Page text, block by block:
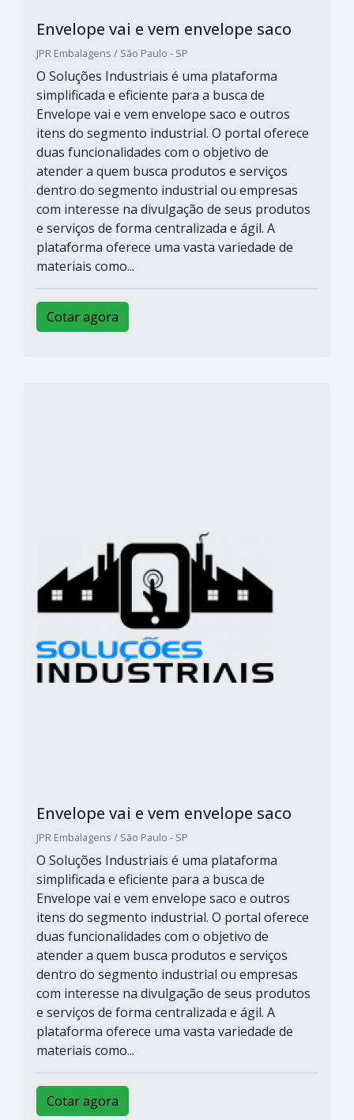
Envelope vai e vem envelope saco
JPR Embalagens / São Paulo - SP
O Soluções Industriais é uma plataforma
simplificada e eficiente para a busca de
Envelope vai e vem envelope saco e outros
itens do segmento industrial. O portal oferece
duas funcionalidades com o objetivo de
atender a quem busca produtos e serviços
dentro do segmento industrial ou empresas
com interesse na divulgação de seus produtos
e serviços de forma centralizada e ágil. A
plataforma oferece uma vasta variedade de
materiais como...
Cotar agora
Envelope vai e vem envelope saco
JPR Embalagens / São Paulo - SP
O Soluções Industriais é uma plataforma
simplificada e eficiente para a busca de
Envelope vai e vem envelope saco e outros
itens do segmento industrial. O portal oferece
duas funcionalidades com o objetivo de
atender a quem busca produtos e serviços
dentro do segmento industrial ou empresas
com interesse na divulgação de seus produtos
e serviços de forma centralizada e ágil. A
plataforma oferece uma vasta variedade de
materiais como...
Cotar agora